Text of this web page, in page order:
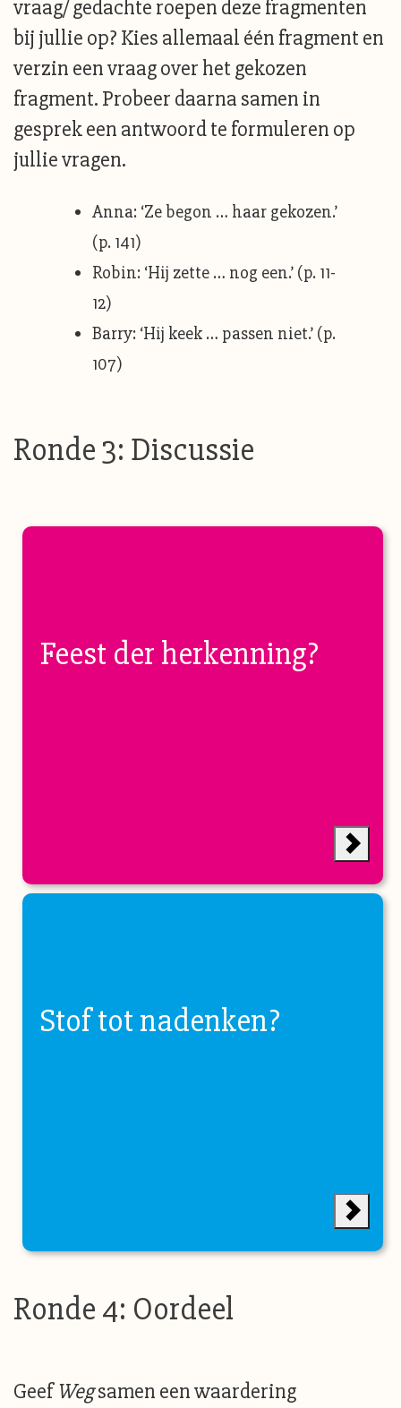
vraag/ gedachte roepen deze fragmenten
bij jullie op? Kies allemaal één fragment en
verzin een vraag over het gekozen
fragment. Probeer daarna samen in
gesprek een antwoord te formuleren op
jullie vragen.
Anna: ‘Ze begon … haar gekozen.’
(p. 141)
Robin: ‘Hij zette … nog een.’ (p. 11-
12)
Barry: ‘Hij keek … passen niet.’ (p.
107)
Ronde 3: Discussie
Feest der herkenning?
Stof tot nadenken?
Ronde 4: Oordeel
GeefWegsamen een waardering